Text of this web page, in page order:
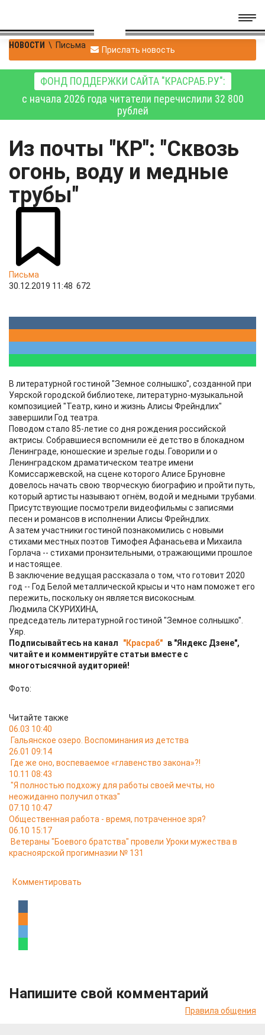
НОВОСТИ \ Письма Прислать новость
ФОНД ПОДДЕРЖКИ САЙТА "КРАСРАБ.РУ":
с начала 2026 года читатели перечислили 32 800
рублей
Из почты "КР": "Сквозь
огонь, воду и медные
трубы"
Письма
30.12.2019 11:48 672
В литературной гостиной "Земное солнышко", созданной при
Уярской городской библиотеке, литературно-музыкальной
композицией "Театр, кино и жизнь Алисы Фрейндлих"
завершили Год театра.
Поводом стало 85-летие со дня рождения российской
актрисы. Собравшиеся вспомнили её детство в блокадном
Ленинграде, юношеские и зрелые годы. Говорили и о
Ленинградском драматическом театре имени
Комиссаржевской, на сцене которого Алисе Бруновне
довелось начать свою творческую биографию и пройти путь,
который артисты называют огнём, водой и медными трубами.
Присутствующие посмотрели видеофильмы с записями
песен и романсов в исполнении Алисы Фрейндлих.
А затем участники гостиной познакомились с новыми
стихами местных поэтов Тимофея Афанасьева и Михаила
Горлача -- стихами пронзительными, отражающими прошлое
и настоящее.
В заключение ведущая рассказала о том, что готовит 2020
год -- Год Белой металлической крысы и что нам поможет его
пережить, поскольку он является високосным.
Людмила СКУРИХИНА,
председатель литературной гостиной "Земное солнышко".
Уяр.
Подписывайтесь на канал
"Красраб" в "Яндекс Дзене",
читайте и комментируйте статьи вместе с
многотысячной аудиторией!
Фото:
Читайте также
06.03 10:40
Гальянское озеро. Воспоминания из детства
26.01 09:14
Где же оно, воспеваемое «главенство закона»?!
10.11 08:43
"Я полностью подхожу для работы своей мечты, но
неожиданно получил отказ"
07.10 10:47
Общественная работа - время, потраченное зря?
06.10 15:17
Ветераны "Боевого братства" провели Уроки мужества в
красноярской прогимназии № 131
Комментировать
Напишите свой комментарий
Правила общения